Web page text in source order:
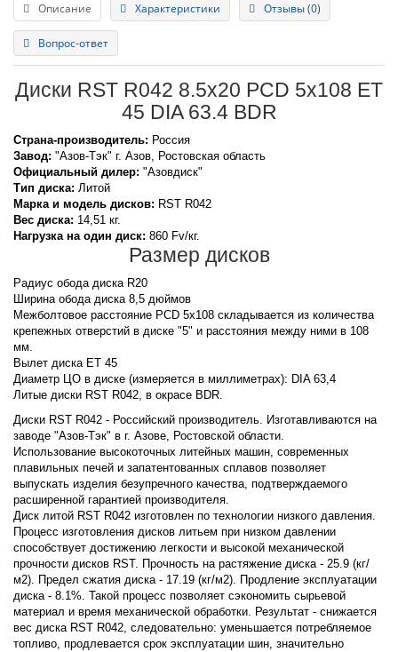
Описание Характеристики Отзывы (0)
Вопрос-ответ
Диски RST R042 8.5x20 PCD 5x108 ET
45 DIA 63.4 BDR
Страна-производитель: Россия
Завод: "Азов-Тэк" г. Азов, Ростовская область
Официальный дилер: "Азовдиск"
Тип диска: Литой
Марка и модель дисков: RST R042
Вес диска: 14,51 кг.
Нагрузка на один диск: 860 Fv/кг.
Размер дисков
Радиус обода диска R20
Ширина обода диска 8,5 дюймов
Межболтовое расстояние PCD 5x108 складывается из количества
крепежных отверстий в диске "5" и расстояния между ними в 108
мм.
Вылет диска ET 45
Диаметр ЦО в диске (измеряется в миллиметрах): DIA 63,4
Литые диски RST R042, в окрасе BDR.
Диски RST R042 - Российский производитель. Изготавливаются на
заводе "Азов-Тэк" в г. Азове, Ростовской области.
Использование высокоточных литейных машин, современных
плавильных печей и запатентованных сплавов позволяет
выпускать изделия безупречного качества, подтверждаемого
расширенной гарантией производителя.
Диск литой RST R042 изготовлен по технологии низкого давления.
Процесс изготовления дисков литьем при низком давлении
способствует достижению легкости и высокой механической
прочности дисков RST. Прочность на растяжение диска - 25.9 (кг/
м2). Предел сжатия диска - 17.19 (кг/м2). Продление эксплуатации
диска - 8.1%. Такой процесс позволяет сэкономить сырьевой
материал и время механической обработки. Результат - снижается
вес диска RST R042, следовательно: уменьшается потребляемое
топливо, продлевается срок эксплуатации шин, значительно